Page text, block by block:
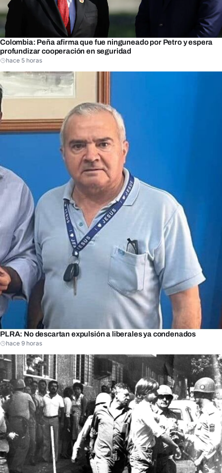
Colombia: Peña afirma que fue ninguneado por Petro y espera
profundizar cooperación en seguridad
hace 5 horas
PLRA: No descartan expulsión a liberales ya condenados
hace 9 horas